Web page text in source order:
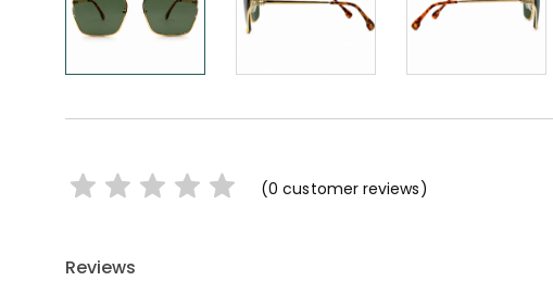
(0 customer reviews)
Reviews